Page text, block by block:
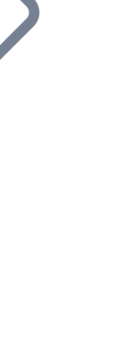
e comercialize
serviço de